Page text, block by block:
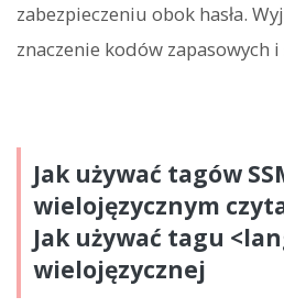
zabezpieczeniu obok hasła.
znaczenie kodów zapasowych i
Jak używać tagów
wielojęzycznym
Jak używać tagu
wielojęzycznej